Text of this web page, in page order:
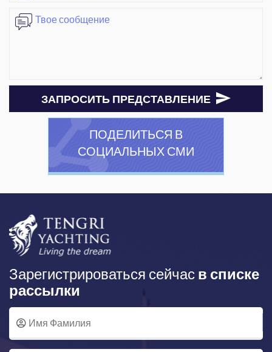
ЗАПРОСИТЬ ПРЕДСТАВЛЕНИЕ
ПОДЕЛИТЬСЯ В
СОЦИАЛЬНЫХ СМИ
Зарегистрироваться сейчас в списке
рассылки